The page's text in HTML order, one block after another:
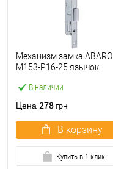
В наличии
Механизм замка ABARO
M153-P16-25 язычок
никель
Цена 278 грн.
В корзину
Купить в 1 клик